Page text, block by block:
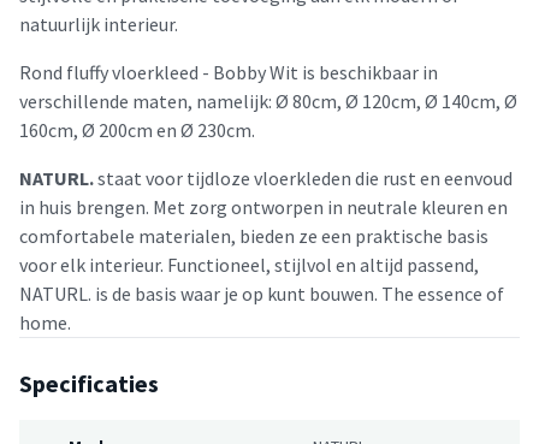
natuurlijk interieur.
Rond fluffy vloerkleed - Bobby Wit is beschikbaar in
verschillende maten, namelijk: Ø 80cm, Ø 120cm, Ø 140cm, Ø
160cm, Ø 200cm en Ø 230cm.
NATURL.staat voor tijdloze vloerkleden die rust en eenvoud
in huis brengen. Met zorg ontworpen in neutrale kleuren en
comfortabele materialen, bieden ze een praktische basis
voor elk interieur. Functioneel, stijlvol en altijd passend,
NATURL. is de basis waar je op kunt bouwen. The essence of
home.
Specificaties